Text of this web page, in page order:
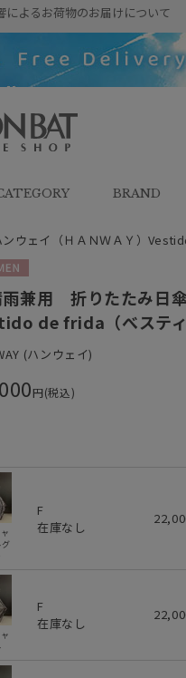
よるお荷物のお届けについて
ンラインシ
BRAND
ウェイ（ＨＡＮＷＡＹ）
雨兼用 折りたたみ日
de frida（べスティ
(ハンウェイ)
円(税込)
F
在庫なし
F
在庫なし